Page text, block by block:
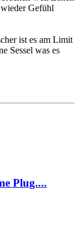
Gefühl
ist es am Limit
Sessel was es
Plug....